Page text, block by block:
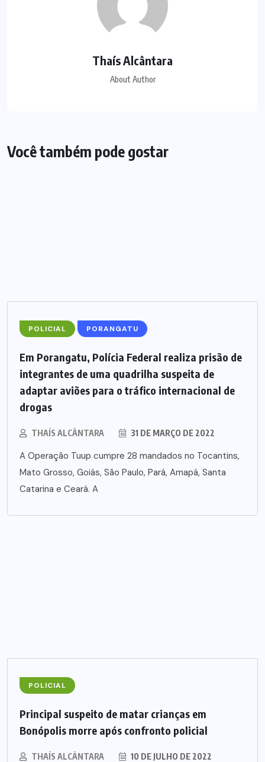
Thaís Alcântara
About Author
Você também pode gostar
POLICIAL PORANGATU
Em Porangatu, Polícia Federal realiza prisão de
integrantes de uma quadrilha suspeita de
adaptar aviões para o tráfico internacional de
drogas
THAÍS ALCÂNTARA 31 DE MARÇO DE 2022
A Operação Tuup cumpre 28 mandados no Tocantins,
Mato Grosso, Goiás, São Paulo, Pará, Amapá, Santa
Catarina e Ceará. A
POLICIAL
Principal suspeito de matar crianças em
Bonópolis morre após confronto policial
THAÍS ALCÂNTARA 10 DE JULHO DE 2022